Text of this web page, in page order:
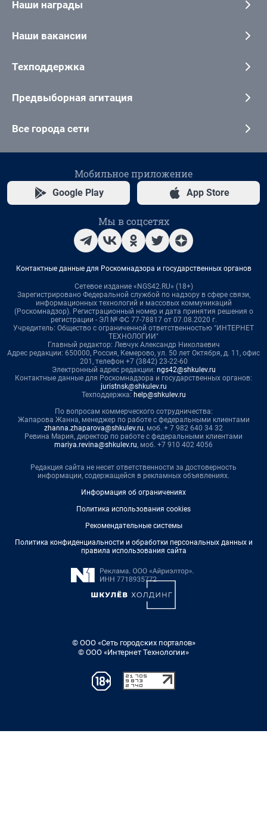
Наши награды
Наши вакансии
Техподдержка
Предвыборная агитация
Все города сети
Мобильное приложение
Google Play App Store
Мы в соцсетях
Контактные данные для Роскомнадзора и государственных органов
Сетевое издание «NGS42.RU» (18+)
Зарегистрировано Федеральной службой по надзору в сфере связи,
информационных технологий и массовых коммуникаций
(Роскомнадзор). Регистрационный номер и дата принятия решения о
регистрации - ЭЛ № ФС 77-78817 от 07.08.2020 г.
Учредитель: Общество с ограниченной ответственностью "ИНТЕРНЕТ
ТЕХНОЛОГИИ"
Главный редактор: Левчук Александр Николаевич
Адрес редакции: 650000, Россия, Кемерово, ул. 50 лет Октября, д. 11, офис
201, телефон +7 (3842) 23-22-60
Электронный адрес редакции: ngs42@shkulev.ru
Контактные данные для Роскомнадзора и государственных органов:
juristnsk@shkulev.ru
Техподдержка: help@shkulev.ru
По вопросам коммерческого сотрудничества:
Жапарова Жанна, менеджер по работе с федеральными клиентами
zhanna.zhaparova@shkulev.ru, моб. + 7 982 640 34 32
Ревина Мария, директор по работе с федеральными клиентами
mariya.revina@shkulev.ru, моб. +7 910 402 4056
Редакция сайта не несет ответственности за достоверность
информации, содержащейся в рекламных объявлениях.
Информация об ограничениях
Политика использования cookies
Рекомендательные системы
Политика конфиденциальности и обработки персональных данных и
правила использования сайта
© ООО «Сеть городских порталов»
© ООО «Интернет Технологии»